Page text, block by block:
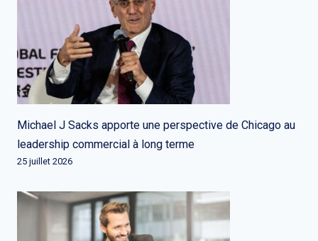
Michael J Sacks apporte une perspective de Chicago au
leadership commercial à long terme
25 juillet 2026